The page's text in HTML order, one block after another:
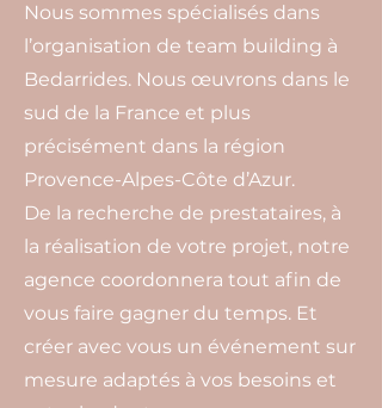
Nous sommes spécialisés dans
l’organisation de team building à
Bedarrides. Nous œuvrons dans le
sud de la France et plus
précisément dans la région
Provence-Alpes-Côte d’Azur.
De la recherche de prestataires, à
la réalisation de votre projet, notre
agence coordonnera tout afin de
vous faire gagner du temps. Et
créer avec vous un événement sur
mesure adaptés à vos besoins et